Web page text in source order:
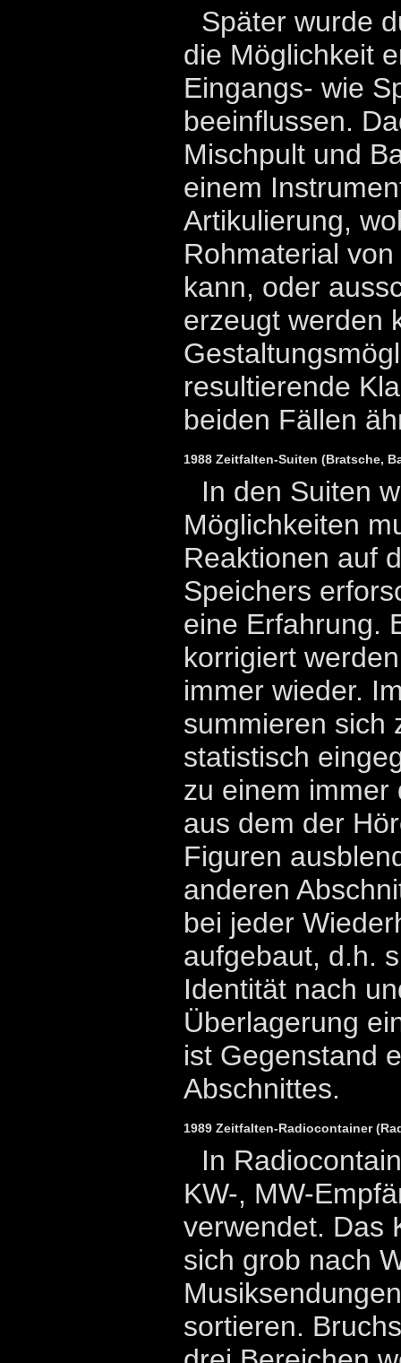
Später wurde
die Möglichkeit
Eingangs- wie
beeinflussen.
Mischpult und
einem
Artikulierung,
Rohmaterial
kann, oder
erzeugt werden
resultierende
beiden Fällen
1988 Zeitfalten-Suiten (Bratsche,
In den Suiten
Möglichkeiten
Reaktionen auf
Speichers
eine Erfahrung.
korrigiert
immer wieder.
summieren sich
statistisch
zu einem immer
aus dem der
Figuren
anderen
bei jeder
aufgebaut, d.h.
Identität nach
Überlagerung
ist Gegenstand
Abschnittes.
1989 Zeitfalten-Radiocontainer
In
KW-, MW-
verwendet. Das
sich grob nach
sortieren.